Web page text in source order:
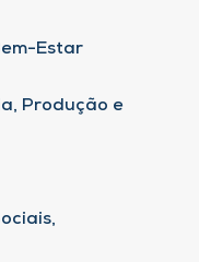
Estar
Produção e